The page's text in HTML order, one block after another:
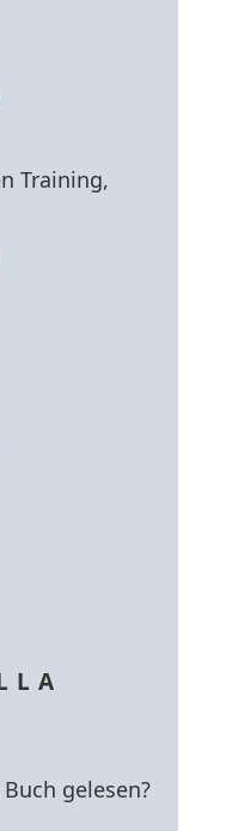
Training,
gelesen?